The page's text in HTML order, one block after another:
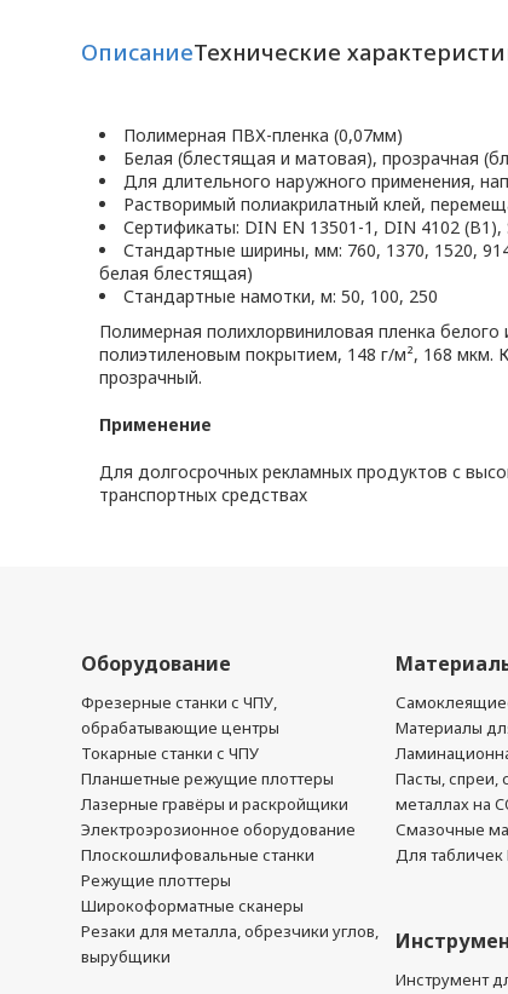
ОписаниеТехнические
Полимерная ПВХ-пленка (0,07мм)
Белая (блестящая и матовая), прозрачная
Для длительного наружного применения,
Растворимый полиакрилатный клей,
Сертификаты: DIN EN 13501-1, DIN 4102 (B1),
Стандартные ширины, мм: 760, 1370, 1520,
белая блестящая)
Стандартные намотки, м: 50, 100, 250
Полимерная полихлорвиниловая пленка
полиэтиленовым покрытием, 148 г/м², 168 мкм.
прозрачный.
Применение
Для долгосрочных рекламных продуктов с
транспортных средствах
Оборудование
Фрезерные станки с ЧПУ,
обрабатывающие центры
Токарные станки с ЧПУ
Планшетные режущие плоттеры
Лазерные гравёры и раскройщики
Электроэрозионное оборудование
Плоскошлифовальные станки
Режущие плоттеры
Широкоформатные сканеры
Резаки для металла, обрезчики углов,
вырубщики
Материалы
Пасты, спреи,
металлах на
Смазочные
Для табличек
Инструмент